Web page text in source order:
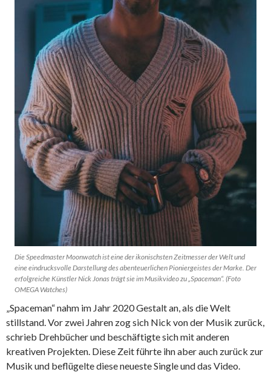
Die Speedmaster Moonwatch ist eine der ikonischsten Zeitmesser der Welt und
eine eindrucksvolle Darstellung des abenteuerlichen Pioniergeistes der Marke. Der
erfolgreiche Künstler Nick Jonas trägt sie im Musikvideo zu „Spaceman“. (Foto
OMEGA Watches)
„Spaceman“ nahm im Jahr 2020 Gestalt an, als die Welt
stillstand. Vor zwei Jahren zog sich Nick von der Musik zurück,
schrieb Drehbücher und beschäftigte sich mit anderen
kreativen Projekten. Diese Zeit führte ihn aber auch zurück zur
Musik und beflügelte diese neueste Single und das Video.